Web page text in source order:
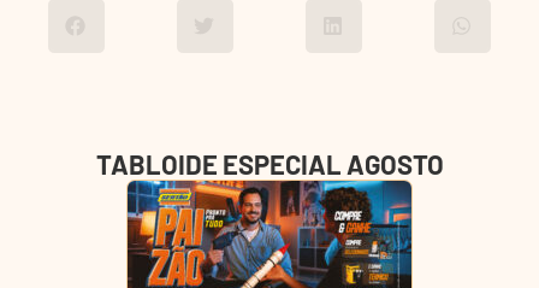
TABLOIDE ESPECIAL AGOSTO